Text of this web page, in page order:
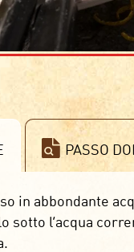
PASSO
in abbondante
sotto l’acqua